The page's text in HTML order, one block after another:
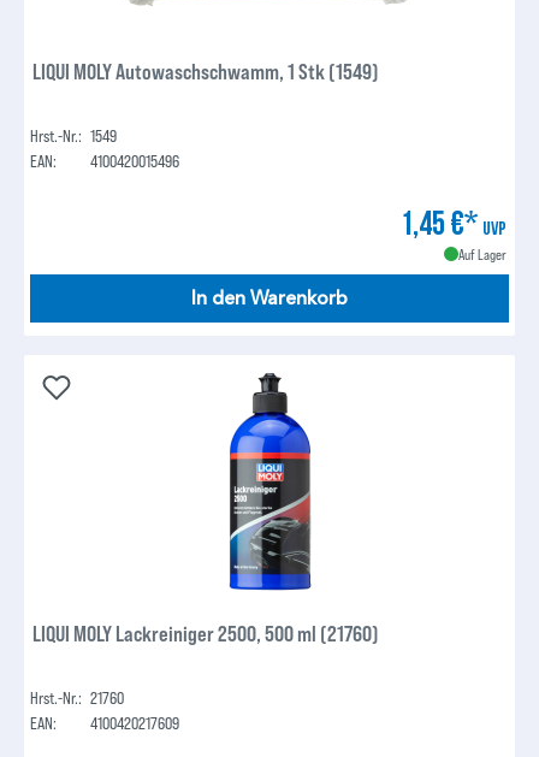
LIQUI MOLY Autowaschschwamm, 1 Stk (1549)
Hrst.-Nr.: 1549
EAN:
4100420015496
1,45 €* UVP
Auf Lager
In den Warenkorb
LIQUI MOLY Lackreiniger 2500, 500 ml (21760)
Hrst.-Nr.: 21760
EAN:
4100420217609